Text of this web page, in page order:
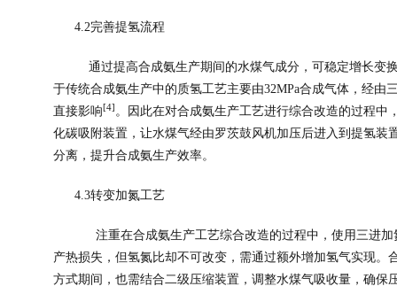
4.2完善提氢流程
通过提高合成氨生产期间的水煤气成分，可稳定增长变
于传统合成氨生产中的质氢工艺主要由32MPa合成气体，经由
直接影响[4] 。因此在对合成氨生产工艺进行综合改造的过程
化碳吸附装置，让水煤气经由罗茨鼓风机加压后进入到提氢
分离，提升合成氨生产效率。
4.3转变加氮工艺
注重在合成氨生产工艺综合改造的过程中，使用三进
产热损失，但氢氮比却不可改变，需通过额外增加氢气实现
方式期间，也需结合二级压缩装置，调整水煤气吸收量，确